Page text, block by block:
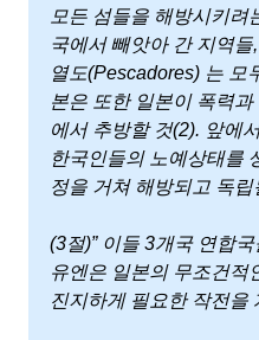
모든 섬들을 해방시키려
국에서 빼앗아 간 지역
열도(Pescadores) 는 모
본은 또한 일본이 폭력
에서 추방할 것(2). 앞에
한국인들의 노예상태를
정을 거쳐 해방되고 독
(3절)” 이들 3개국 연합
유엔은 일본의 무조건적
진지하게 필요한 작전을